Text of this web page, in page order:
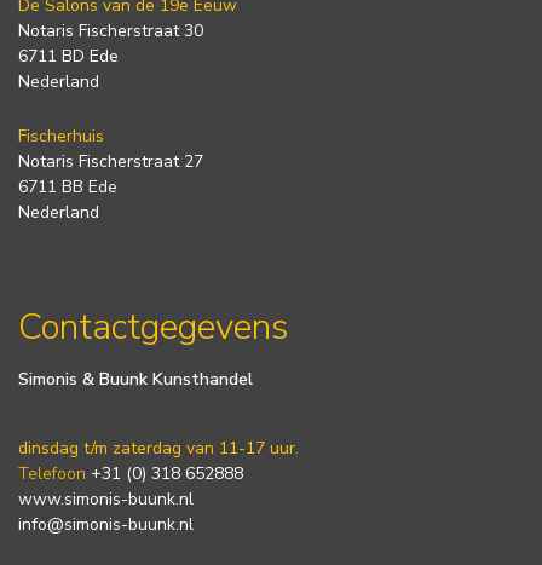
De Salons van de 19e Eeuw
Notaris Fischerstraat 30
6711 BD Ede
Nederland
Fischerhuis
Notaris Fischerstraat 27
6711 BB Ede
Nederland
Contactgegevens
Simonis & Buunk Kunsthandel
dinsdag t/m zaterdag van 11-17 uur.
Telefoon +31 (0) 318 652888
www.simonis-buunk.nl
info@simonis-buunk.nl